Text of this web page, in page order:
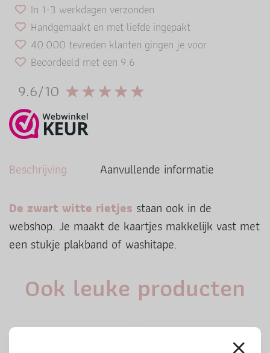
In 1-3 werkdagen verzonden
Handgemaakt en met liefde ingepakt
40.000 tevreden klanten gingen je voor
Beoordeeld met een 9.6
9.6/10
Beschrijving
Aanvullende informatie
De zwart witte rietjes staan ook in de
webshop. Je maakt de kaartjes makkelijk vast met
een stukje plakband of washitape.
Ook leuke producten